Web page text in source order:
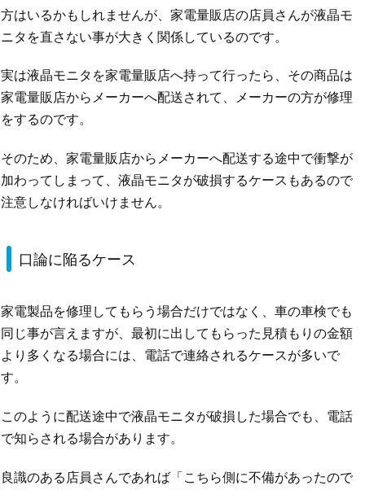
方はいるかもしれませんが、家電量販店の店員さんが液晶モ
ニタを直さない事が大きく関係しているのです。
実は液晶モニタを家電量販店へ持って行ったら、その商品は
家電量販店からメーカーへ配送されて、メーカーの方が修理
をするのです。
そのため、家電量販店からメーカーへ配送する途中で衝撃が
加わってしまって、液晶モニタが破損するケースもあるので
注意しなければいけません。
口論に陥るケース
家電製品を修理してもらう場合だけではなく、車の車検でも
同じ事が言えますが、最初に出してもらった見積もりの金額
より多くなる場合には、電話で連絡されるケースが多いで
す。
このように配送途中で液晶モニタが破損した場合でも、電話
で知らされる場合があります。
良識のある店員さんであれば「こちら側に不備があったので